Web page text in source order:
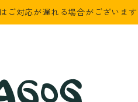
ご対応が遅れる場合がございます